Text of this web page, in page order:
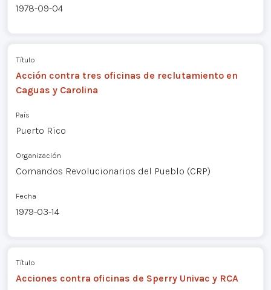
1978-09-04
Título
Acción contra tres oficinas de reclutamiento en
Caguas y Carolina
País
Puerto Rico
Organización
Comandos Revolucionarios del Pueblo (CRP)
Fecha
1979-03-14
Título
Acciones contra oficinas de Sperry Univac y RCA